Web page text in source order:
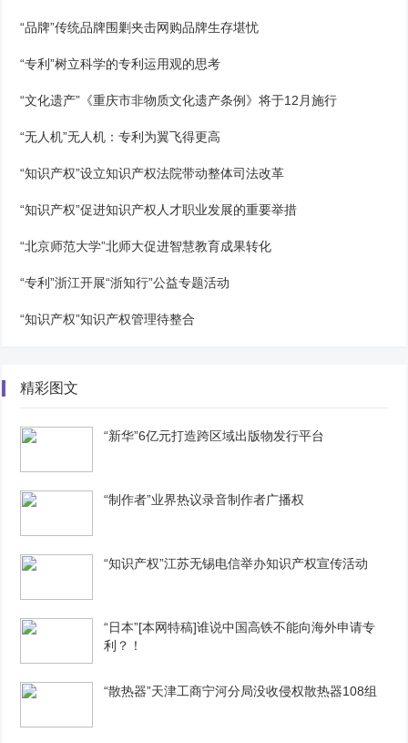
“品牌”传统品牌围剿夹击网购品牌生存堪忧
“专利”树立科学的专利运用观的思考
“文化遗产”《重庆市非物质文化遗产条例》将于12月施行
“无人机”无人机：专利为翼飞得更高
“知识产权”设立知识产权法院带动整体司法改革
“知识产权”促进知识产权人才职业发展的重要举措
“北京师范大学”北师大促进智慧教育成果转化
“专利”浙江开展“浙知行”公益专题活动
“知识产权”知识产权管理待整合
精彩图文
“新华”6亿元打造跨区域出版物发行平台
“制作者”业界热议录音制作者广播权
“知识产权”江苏无锡电信举办知识产权宣传活动
“日本”[本网特稿]谁说中国高铁不能向海外申请专
利？！
“散热器”天津工商宁河分局没收侵权散热器108组